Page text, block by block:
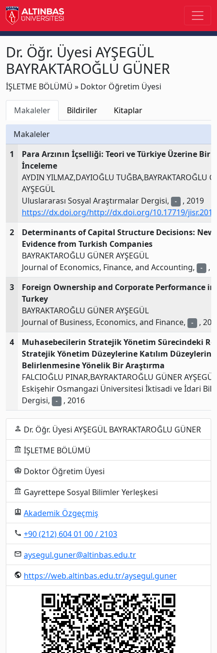
Dr. Öğr. Üyesi AYŞEGÜL
BAYRAKTAROĞLU GÜNER
İŞLETME BÖLÜMÜ » Doktor Öğretim Üyesi
Makaleler Bildiriler Kitaplar
Makaleler
1
Para Arzının İçselliği: Teori ve Türkiye Üzerine Bir
İnceleme
AYDIN YILMAZ,DAYIOĞLU TUĞBA,BAYRAKTAROĞLU
AYŞEGÜL
Uluslararası Sosyal Araştırmalar Dergisi,
- , 2019
https://dx.doi.org/http://dx.doi.org/10.17719/
2
Determinants of Capital Structure Decisions: New
Evidence from Turkish Companies
BAYRAKTAROĞLU GÜNER AYŞEGÜL
Journal of Economics, Finance, and Accounting,
- ,
3
Foreign Ownership and Corporate Performance in
Turkey
BAYRAKTAROĞLU GÜNER AYŞEGÜL
Journal of Business, Economics, and Finance,
- ,
4
Muhasebecilerin Stratejik Yönetim Sürecindeki
Stratejik Yönetim Düzeylerine Katılım
Belirlenmesine Yönelik Bir Araştırma
FALCIOĞLU PINAR,BAYRAKTAROĞLU GÜNER AYŞEGÜL
Eskişehir Osmangazi Üniversitesi İktisadi ve İdari
Dergisi,
- , 2016
person Dr. Öğr. Üyesi AYŞEGÜL BAYRAKTAROĞLU GÜNER
account_balance İŞLETME BÖLÜMÜ
business_center Doktor Öğretim Üyesi
account_balance Gayrettepe Sosyal Bilimler Yerleşkesi
assignment_ind Akademik Özgeçmiş
local_phone +90 (212) 604 01 00 / 2103
email aysegul.guner@altinbas.edu.tr
public https://web.altinbas.edu.tr/aysegul.guner